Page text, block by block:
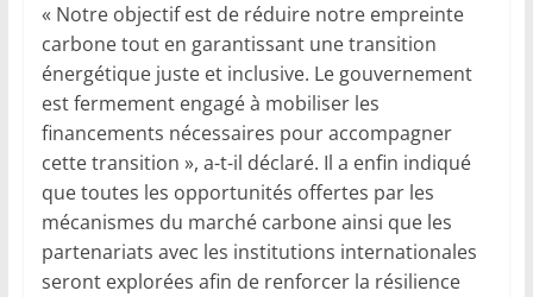
« Notre objectif est de réduire notre empreinte
carbone tout en garantissant une transition
énergétique juste et inclusive. Le gouvernement
est fermement engagé à mobiliser les
financements nécessaires pour accompagner
cette transition », a-t-il déclaré. Il a enfin indiqué
que toutes les opportunités offertes par les
mécanismes du marché carbone ainsi que les
partenariats avec les institutions internationales
seront explorées afin de renforcer la résilience